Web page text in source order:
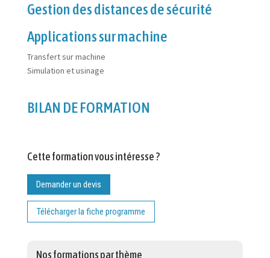
Gestion des distances de sécurité
Applications sur machine
Transfert sur machine
Simulation et usinage
BILAN DE FORMATION
Cette formation vous intéresse ?
Demander un devis
Télécharger la fiche programme
Nos formations par thème